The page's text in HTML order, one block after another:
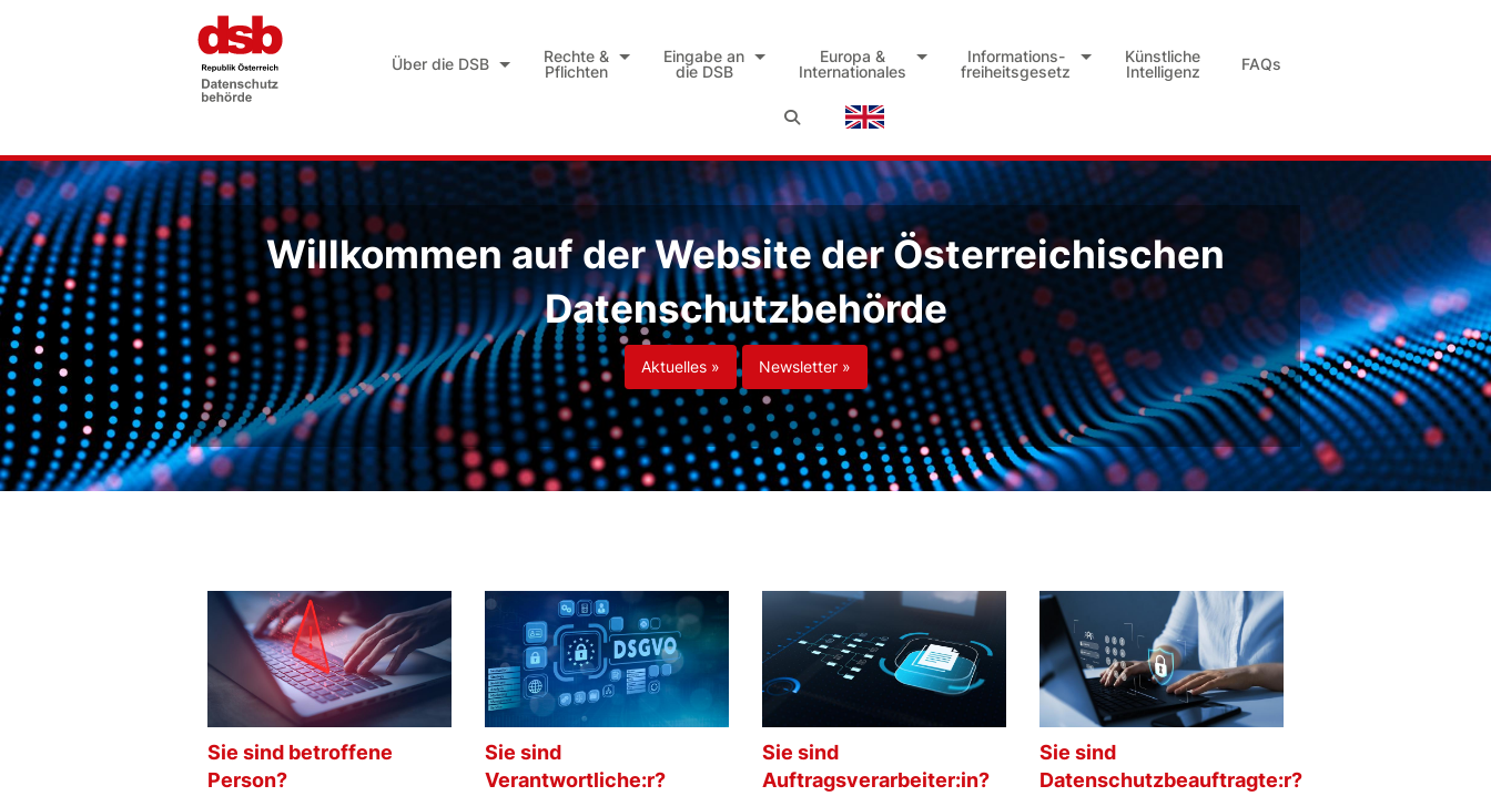
Über die DSB
Rechte &
Pflichten
Eingabe an
die DSB
Europa &
Internationales
Informations-
freiheitsgesetz
Künstliche
Intelligenz
FAQs
Willkommen auf der Website der Österreichischen
Datenschutzbehörde
Aktuelles » Newsletter »
Sie sind betroffene
Person?
Sie sind
Verantwortliche:r?
Sie sind
Auftragsverarbeiter:in?
Sie sind
Datenschutzbeauftragte:r?